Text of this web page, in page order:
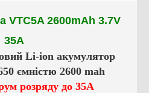
VTC5A 2600mAh 3.7V
35A
Li-ion акумулятор
ємністю 2600 mah
розряду до 35A